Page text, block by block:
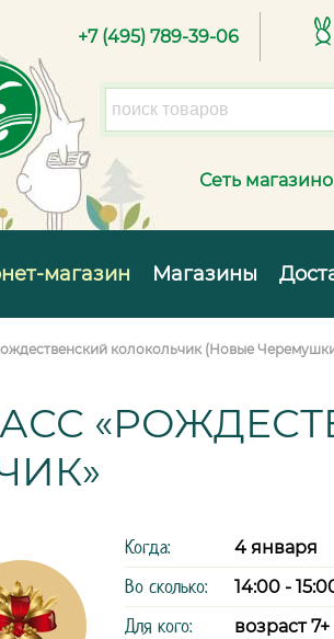
+7 (495) 789-39-06
Сеть
магазин Магазины
колокольчик (Новые
Когда: 4 января
Во сколько: 14:00 -
Для кого: возраст 7+